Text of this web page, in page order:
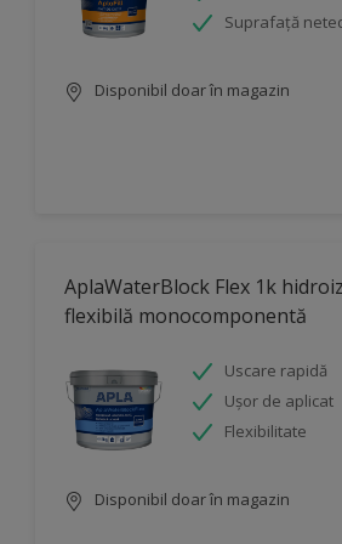
Suprafață
Disponibil doar în magazin
AplaWaterBlock Flex 1k
flexibilă monocomponentă
Uscare rapidă
Ușor de aplicat
Flexibilitate
Disponibil doar în magazin